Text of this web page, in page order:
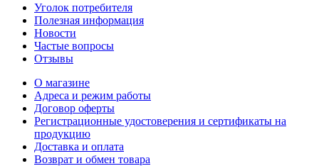
Уголок потребителя
Полезная информация
Новости
Частые вопросы
Отзывы
О магазине
Адреса и режим работы
Договор оферты
Регистрационные удостоверения и сертификаты на
продукцию
Доставка и оплата
Возврат и обмен товара